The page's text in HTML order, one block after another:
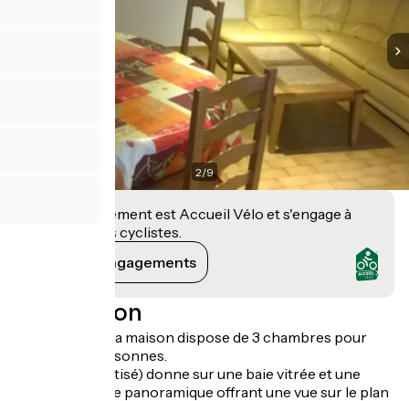
2/9
Cet établissement est Accueil Vélo et s'engage à
accueillir des cyclistes.
Voir ses engagements
Description
De plain-pied, la maison dispose de 3 chambres pour
accueillir 6 personnes.
Le salon (climatisé) donne sur une baie vitrée et une
grande terrasse panoramique offrant une vue sur le plan